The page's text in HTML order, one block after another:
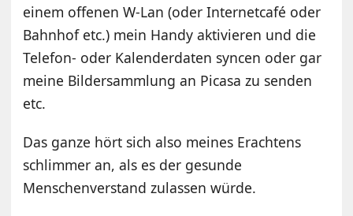
einem offenen W-Lan (oder Internetcafé oder
Bahnhof etc.) mein Handy aktivieren und die
Telefon- oder Kalenderdaten syncen oder gar
meine Bildersammlung an Picasa zu senden
etc.
Das ganze hört sich also meines Erachtens
schlimmer an, als es der gesunde
Menschenverstand zulassen würde.